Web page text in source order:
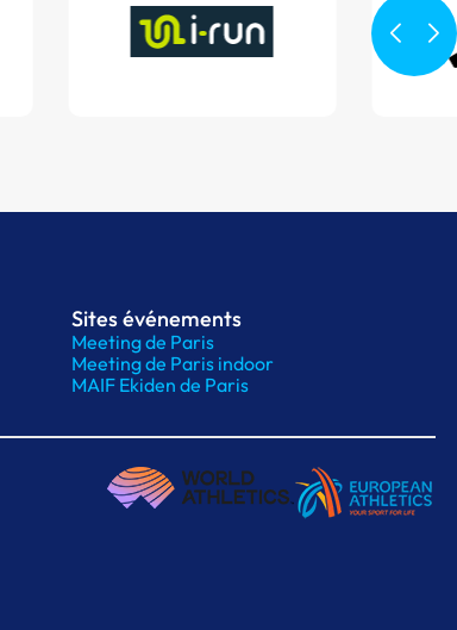
Sites événements
Meeting de Paris
Meeting de Paris indoor
MAIF Ekiden de Paris